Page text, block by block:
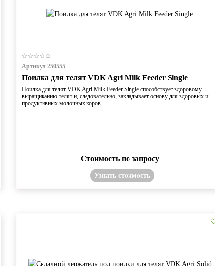
Артикул 250555
Поилка для телят VDK Agri Milk Feeder Single
Поилка для телят VDK Agri Milk Feeder Single способствует здоровому
выращиванию телят и, следовательно, закладывает основу для здоровых и
продуктивных молочных коров.
Стоимость по запросу
Узнать стоимость